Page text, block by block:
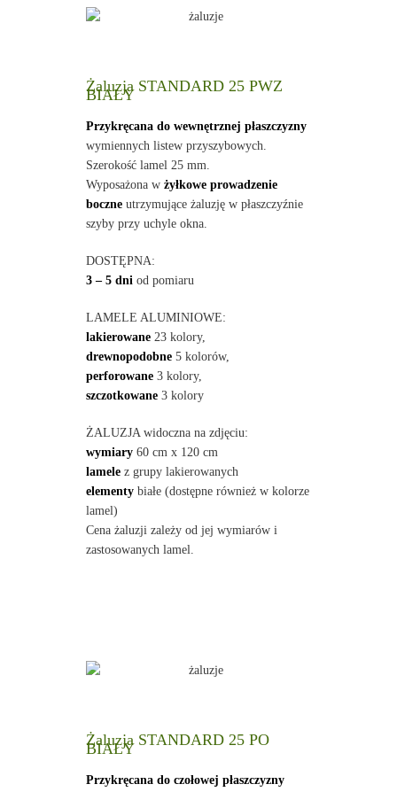
Żaluzja STANDARD 25 PWZ
BIAŁY
Przykręcana do wewnętrznej płaszczyzny
wymiennych listew przyszybowych.
Szerokość lamel 25 mm.
Wyposażona w żyłkowe prowadzenie
boczneutrzymujące żaluzję w płaszczyźnie
szyby przy uchyle okna.
DOSTĘPNA:
3 – 5 dni od pomiaru
LAMELE ALUMINIOWE:
lakierowane23 kolory,
drewnopodobne5 kolorów,
perforowane3 kolory,
szczotkowane3 kolory
ŻALUZJA widoczna na zdjęciu:
wymiary60 cm x 120 cm
lamelez grupy lakierowanych
elementybiałe (dostępne również w kolorze
lamel)
Cena żaluzji zależy od jej wymiarów i
zastosowanych lamel.
Żaluzja STANDARD 25 PO
BIAŁY
Przykręcana do czołowej płaszczyzny